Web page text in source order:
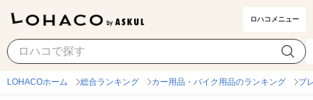
ロハコメニュー
バイク用マスターリザーバータンク カテゴリ選択
LOHACOホーム 総合ランキング カー用品・バイク用品のランキング ブ